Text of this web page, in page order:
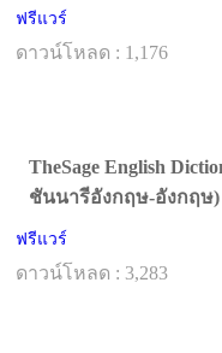
ฟรีแวร์
ดาวน์โหลด : 1,176
TheSage English
ชันนารีอังกฤษ-อังกฤษ)
ฟรีแวร์
ดาวน์โหลด : 3,283